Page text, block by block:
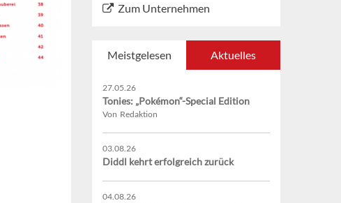
Zum Unternehmen
Meistgelesen Aktuelles
27.05.26
Tonies: „Pokémon“-Special Edition
Von Redaktion
03.08.26
Diddl kehrt erfolgreich zurück
04.08.26